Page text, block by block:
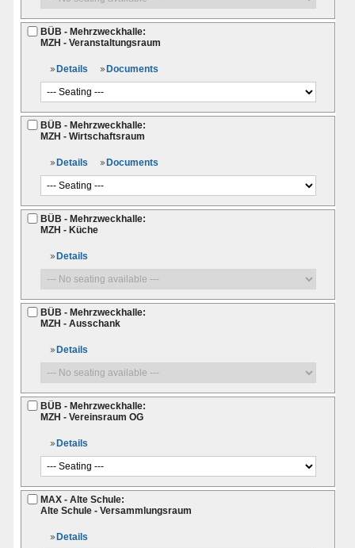
BÜB - Mehrzweckhalle:
MZH - Veranstaltungsraum
Details Documents
BÜB - Mehrzweckhalle:
MZH - Wirtschaftsraum
Details Documents
BÜB - Mehrzweckhalle:
MZH - Küche
Details
BÜB - Mehrzweckhalle:
MZH - Ausschank
Details
BÜB - Mehrzweckhalle:
MZH - Vereinsraum OG
Details
MAX - Alte Schule:
Alte Schule - Versammlungsraum
Details